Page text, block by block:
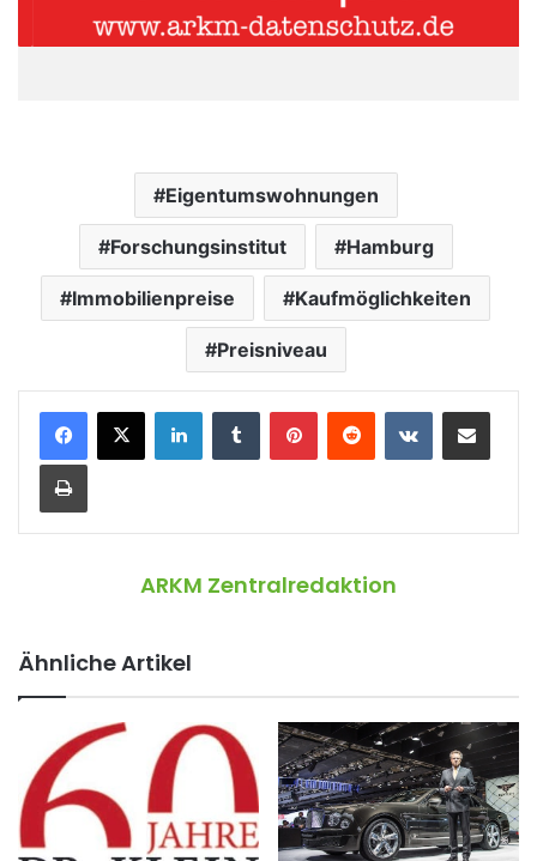
Eigentumswohnungen
Forschungsinstitut Hamburg
Immobilienpreise Kaufmöglichkeiten
Preisniveau
ARKM Zentralredaktion
Ähnliche Artikel